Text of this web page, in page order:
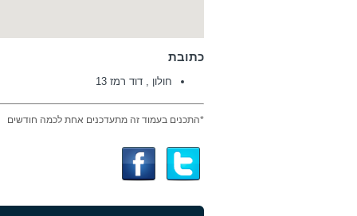
כתובת
חולון , דוד רמז 13
*התכנים בעמוד זה מתעדכנים אחת לכמה חודשים